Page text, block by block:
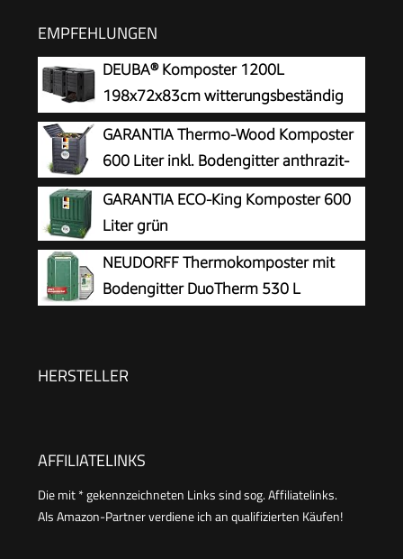
EMPFEHLUNGEN
DEUBA® Komposter 1200L
198x72x83cm witterungsbeständig
Deckel klappbar Gartenkomposter
Thermokomposter Schnellkomposter
GARANTIA Thermo-Wood Komposter
600 Liter inkl. Bodengitter anthrazit-
braun
GARANTIA ECO-King Komposter 600
Liter grün
NEUDORFF Thermokomposter mit
Bodengitter DuoTherm 530 L
Wetterfeste und UV-beständige Komposttonne
HERSTELLER
AFFILIATELINKS
Die mit * gekennzeichneten Links sind sog. Affiliatelinks.
Als Amazon-Partner verdiene ich an qualifizierten Käufen!